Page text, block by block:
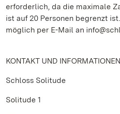
erforderlich, da die maximale
ist auf 20 Personen begrenzt
möglich per E-Mail an
KONTAKT UND INFORMATIONEN
Schloss Solitude
Solitude 1